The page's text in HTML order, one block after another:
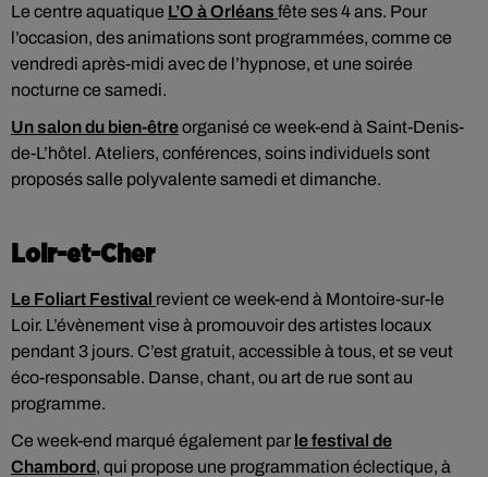
Le centre aquatique L’O à Orléans fête ses 4 ans. Pour
l’occasion, des animations sont programmées, comme ce
vendredi après-midi avec de l’hypnose, et une soirée
nocturne ce samedi.
Un salon du bien-êtreorganisé ce week-end à Saint-Denis-
de-L’hôtel. Ateliers, conférences, soins individuels sont
proposés salle polyvalente samedi et dimanche.
Loir-et-Cher
Le Foliart Festival revient ce week-end à Montoire-sur-le
Loir. L’évènement vise à promouvoir des artistes locaux
pendant 3 jours. C’est gratuit, accessible à tous, et se veut
éco-responsable. Danse, chant, ou art de rue sont au
programme.
Ce week-end marqué également par le festival de
Chambord, qui propose une programmation éclectique, à